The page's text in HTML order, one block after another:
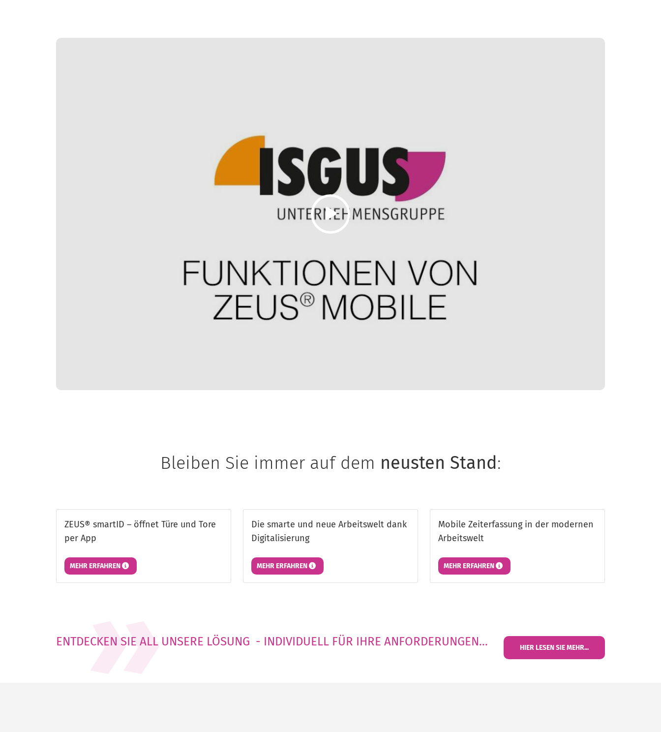
Bleiben Sie immer auf dem neusten Stand:
ZEUS® smartID – öffnet Türe und Tore
per App
MEHR ERFAHREN
Die smarte und neue Arbeitswelt dank
Digitalisierung
MEHR ERFAHREN
Mobile Zeiterfassung in der modernen
Arbeitswelt
MEHR ERFAHREN
ENTDECKEN SIE ALL UNSERE LÖSUNG - INDIVIDUELL FÜR IHRE ANFORDERUNGEN... HIER LESEN SIE MEHR...